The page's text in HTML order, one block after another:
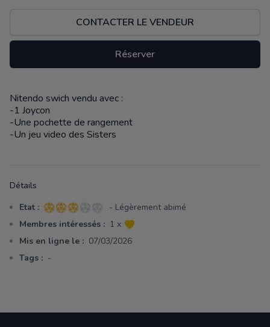
CONTACTER LE VENDEUR
Réserver
Description
Nitendo swich vendu avec :
-1 Joycon
-Une pochette de rangement
-Un jeu video des Sisters
Détails
Etat : 3 sur 5 étoiles
- Légèrement abimé
Membres intéressés : 1 x
Mis en ligne le : 07/03/2026
Tags : -